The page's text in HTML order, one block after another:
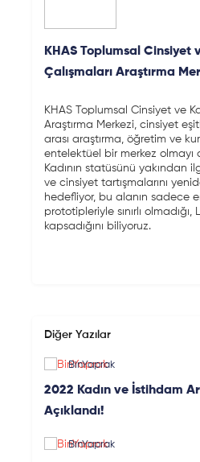
KHAS Toplumsal Cinsiyet
Çalışmaları Araştırma
KHAS Toplumsal Cinsiyet ve
Araştırma Merkezi, cinsiyet
arası araştırma, öğretim ve
entelektüel bir merkez olmayı
Kadının statüsünü yakından
ve cinsiyet tartışmalarını
hedefliyor, bu alanın sadece
prototipleriyle sınırlı olmadığı,
kapsadığını biliyoruz.
Diğer Yazılar
BinYaprak
2022 Kadın ve İstihdam
Açıklandı!
BinYaprak